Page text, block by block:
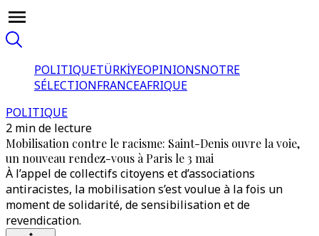
POLITIQUETÜRKİYEOPINIONSNOTRE
SÉLECTIONFRANCEAFRIQUE
POLITIQUE
2 min de lecture
Mobilisation contre le racisme: Saint-Denis ouvre la voie,
un nouveau rendez-vous à Paris le 3 mai
À l’appel de collectifs citoyens et d’associations
antiracistes, la mobilisation s’est voulue à la fois un
moment de solidarité, de sensibilisation et de
revendication.